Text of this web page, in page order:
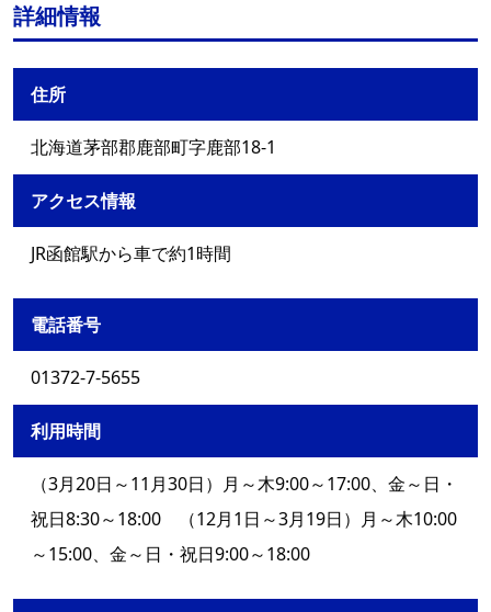
詳細情報
住所
北海道茅部郡鹿部町字鹿部18-1
アクセス情報
JR函館駅から車で約1時間
電話番号
01372-7-5655
利用時間
（3月20日～11月30日）月～木9:00～17:00、金～日・
祝日8:30～18:00 （12月1日～3月19日）月～木10:00
～15:00、金～日・祝日9:00～18:00